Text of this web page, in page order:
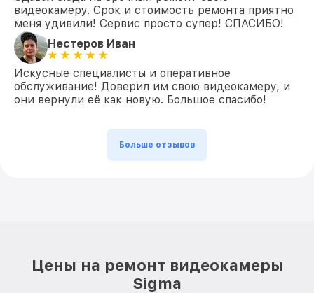
видеокамеру. Срок и стоимость ремонта приятно
меня удивили! Сервис просто супер! СПАСИБО!
Нестеров Иван
Искусные специалисты и оперативное
обслуживание! Доверил им свою видеокамеру, и
они вернули её как новую. Большое спасибо!
Больше отзывов
Цены на ремонт видеокамеры
Sigma